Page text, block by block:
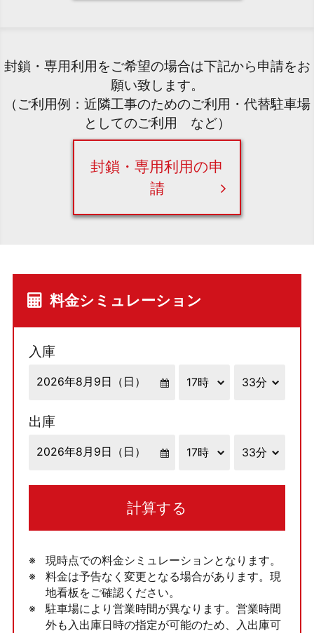
封鎖・専用利用をご希望の場合は下記から申請をお
願い致します。
（ご利用例：近隣工事のためのご利用・代替駐車場
としてのご利用 など）
封鎖・専用利用の申
請
料金シミュレーション
入庫
出庫
計算する
現時点での料金シミュレーションとなります。
料金は予告なく変更となる場合があります。現
地看板をご確認ください。
駐車場により営業時間が異なります。営業時間
外も入出庫日時の指定が可能のため、入出庫可